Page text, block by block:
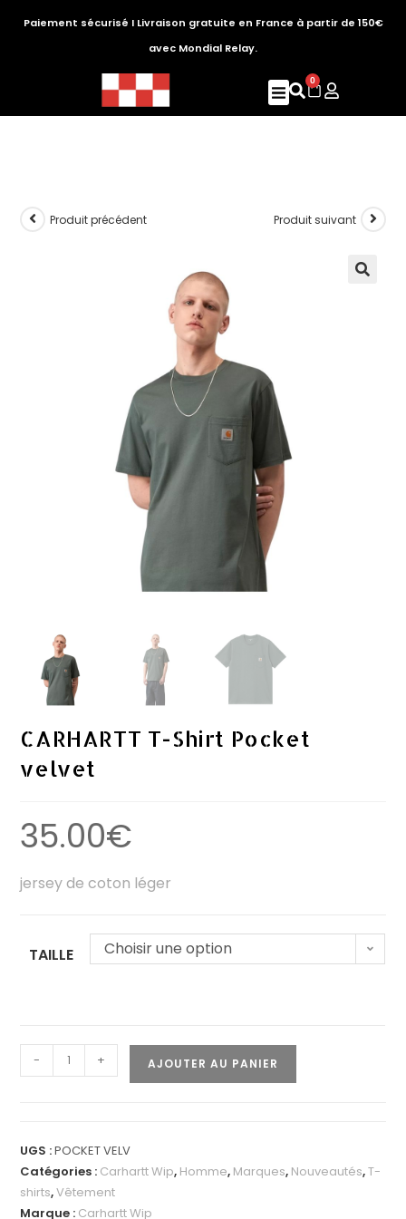
Paiement sécurisé I Livraison gratuite en France à partir de 150€
avec Mondial Relay.
0
Produit précédent Produit suivant
CARHARTT T-Shirt Pocket
velvet
35.00€
jersey de coton léger
TAILLE Choisir une option
- + AJOUTER AU PANIER
UGS :POCKET VELV
Catégories : Carhartt Wip, Homme, Marques, Nouveautés,T-
shirts,Vêtement
Marque : Carhartt Wip